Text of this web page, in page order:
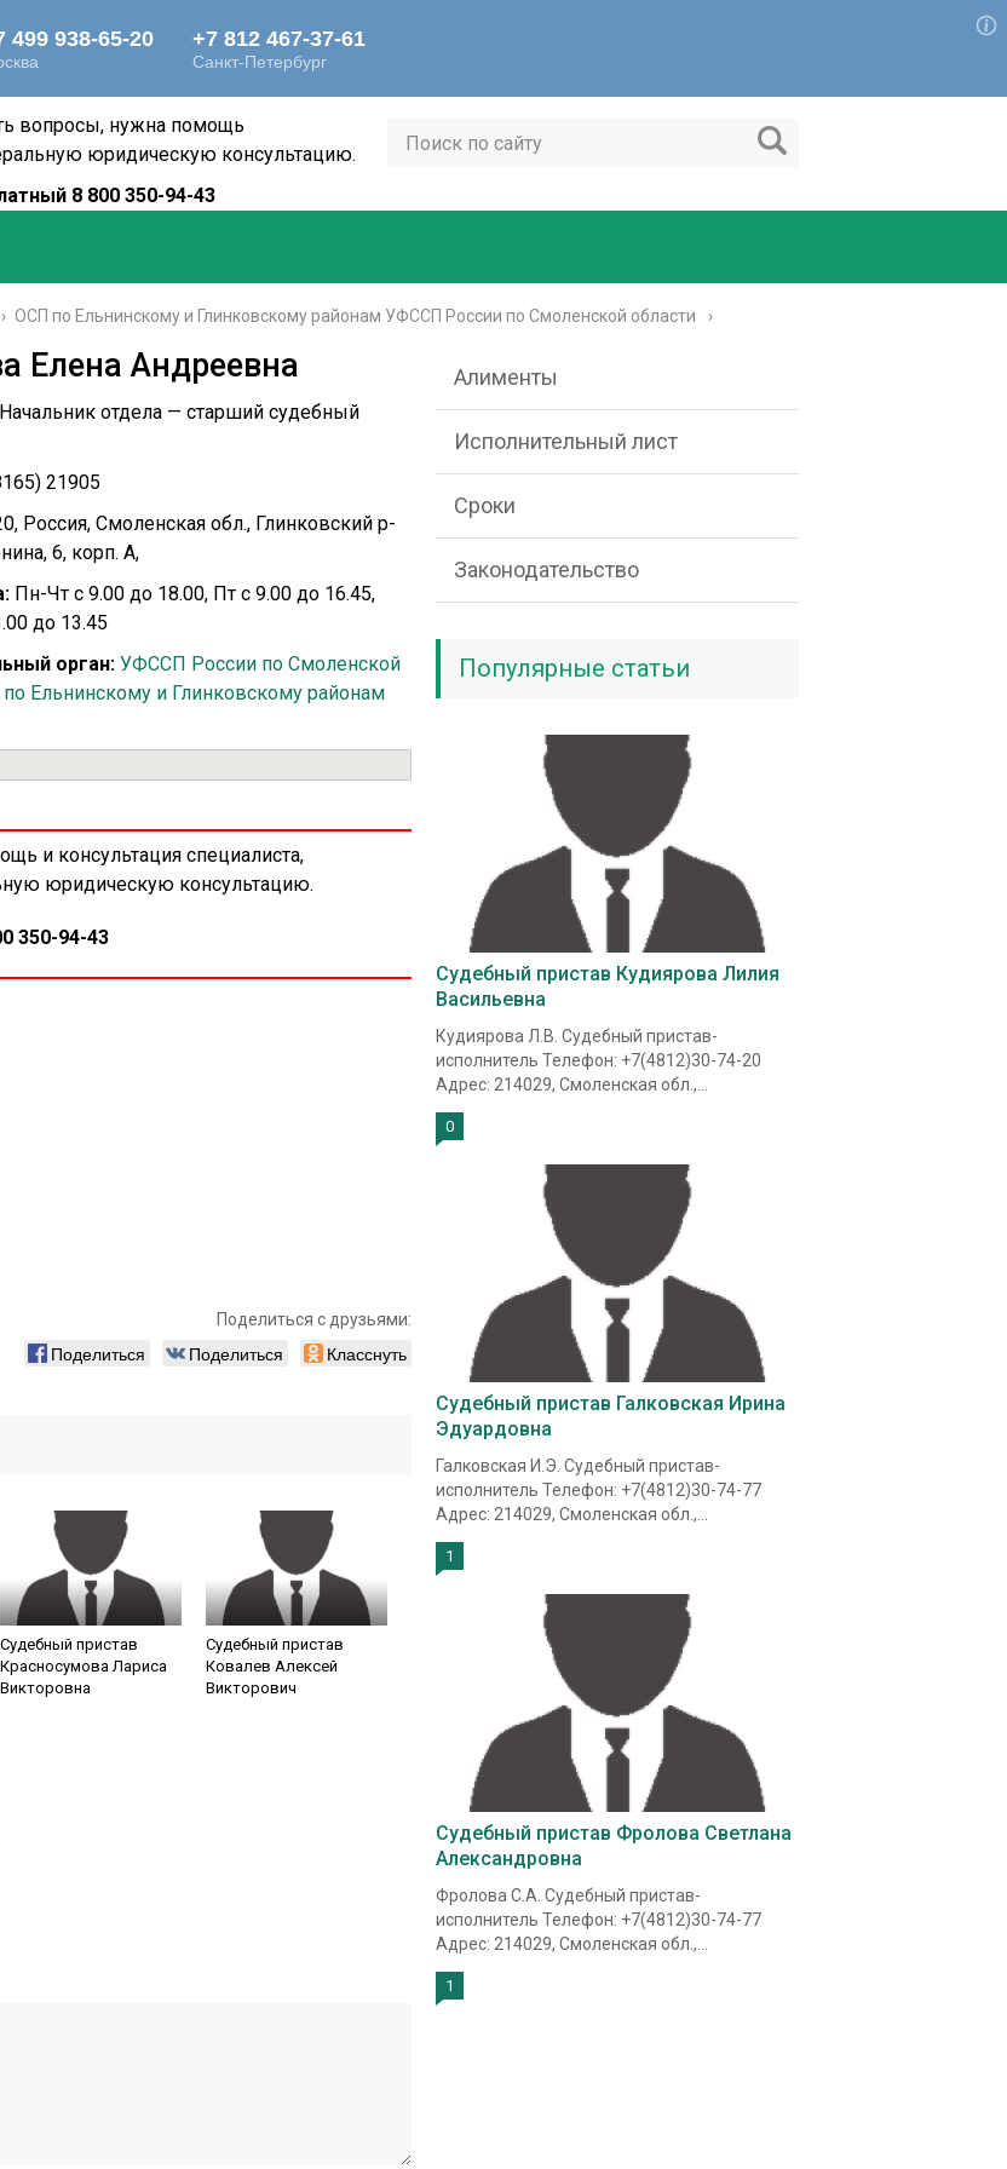
вопросы, нужна помощь
юридическую консультацию.
8 800 350-94-43
› ОСП по Ельнинскому и Глинковскому районам УФССП России по Смоленской области
Елена Андреевна
отдела — старший судебный
21905
Россия, Смоленская обл., Глинковский р-
6, корп. А,
Пн-Чт с 9.00 до 18.00, Пт с 9.00 до 16.45,
до 13.45
орган: УФССП России по Смоленской
Ельнинскому и Глинковскому районам
и консультация специалиста,
юридическую консультацию.
350-94-43
Поделиться с друзьями:
Поделиться Поделиться Класснуть
Судебный пристав
Красносумова Лариса
Викторовна
Судебный пристав
Ковалев Алексей
Викторович
Алименты
Исполнительный лист
Сроки
Законодательство
Популярные статьи
Судебный пристав Кудиярова Лилия
Васильевна
Кудиярова Л.В. Судебный пристав-
исполнитель Телефон: +7(4812)30-74-20
Адрес: 214029, Смоленская обл.,...
0
Судебный пристав Галковская Ирина
Эдуардовна
Галковская И.Э. Судебный пристав-
исполнитель Телефон: +7(4812)30-74-77
Адрес: 214029, Смоленская обл.,...
1
Судебный пристав Фролова Светлана
Александровна
Фролова С.А. Судебный пристав-
исполнитель Телефон: +7(4812)30-74-77
Адрес: 214029, Смоленская обл.,...
1